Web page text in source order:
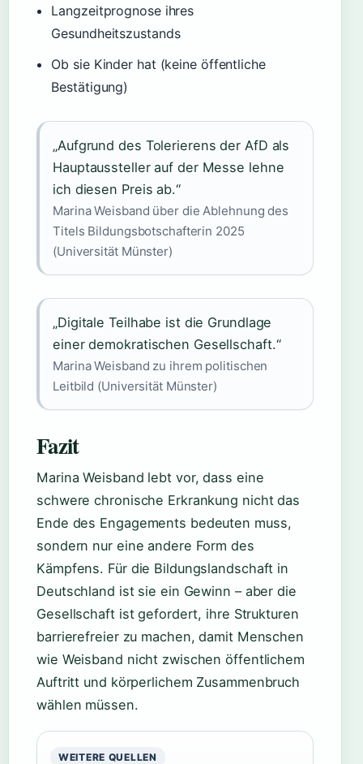
Langzeitprognose ihres
Gesundheitszustands
Ob sie Kinder hat (keine öffentliche
Bestätigung)
„Aufgrund des Tolerierens der AfD als
Hauptaussteller auf der Messe lehne
ich diesen Preis ab.“
Marina Weisband über die Ablehnung des
Titels Bildungsbotschafterin 2025
(Universität Münster)
„Digitale Teilhabe ist die Grundlage
einer demokratischen Gesellschaft.“
Marina Weisband zu ihrem politischen
Leitbild (Universität Münster)
Fazit
Marina Weisband lebt vor, dass eine
schwere chronische Erkrankung nicht das
Ende des Engagements bedeuten muss,
sondern nur eine andere Form des
Kämpfens. Für die Bildungslandschaft in
Deutschland ist sie ein Gewinn – aber die
Gesellschaft ist gefordert, ihre Strukturen
barrierefreier zu machen, damit Menschen
wie Weisband nicht zwischen öffentlichem
Auftritt und körperlichem Zusammenbruch
wählen müssen.
WEITERE QUELLEN